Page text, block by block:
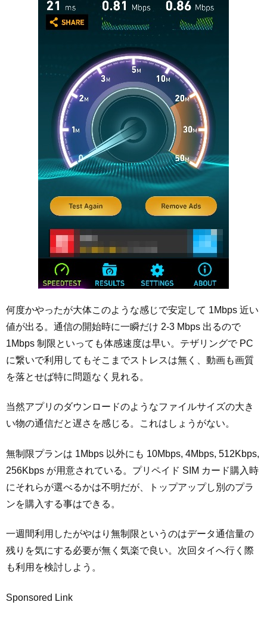
何度かやったが大体このような感じで安定して 1Mbps 近い
値が出る。通信の開始時に一瞬だけ 2-3 Mbps 出るので
1Mbps 制限といっても体感速度は早い。テザリングで PC
に繋いで利用してもそこまでストレスは無く、動画も画質
を落とせば特に問題なく見れる。
当然アプリのダウンロードのようなファイルサイズの大き
い物の通信だと遅さを感じる。これはしょうがない。
無制限プランは 1Mbps 以外にも 10Mbps, 4Mbps, 512Kbps,
256Kbps が用意されている。プリペイド SIM カード購入時
にそれらが選べるかは不明だが、トップアップし別のプラ
ンを購入する事はできる。
一週間利用したがやはり無制限というのはデータ通信量の
残りを気にする必要が無く気楽で良い。次回タイへ行く際
も利用を検討しよう。
Sponsored Link